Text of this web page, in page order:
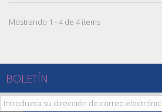
Mostrando 1 - 4 de 4 items
BOLETÍN